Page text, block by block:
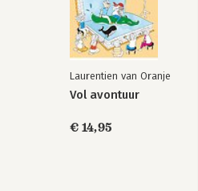
Laurentien van Oranje
Vol avontuur
€ 14,95